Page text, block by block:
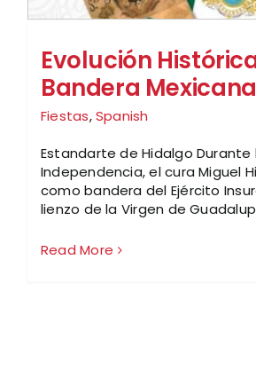
Evolución
Bandera Mexicana
Fiestas,Spanish
Estandarte de Hidalgo Durante
Independencia, el cura Miguel
como bandera del Ejército
lienzo de la Virgen de
Read More